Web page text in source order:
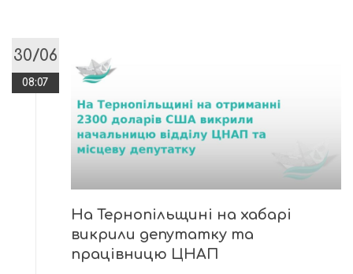
30/06
08:07
На Тернопільщині на хабарі
викрили депутатку та
працівницю ЦНАП